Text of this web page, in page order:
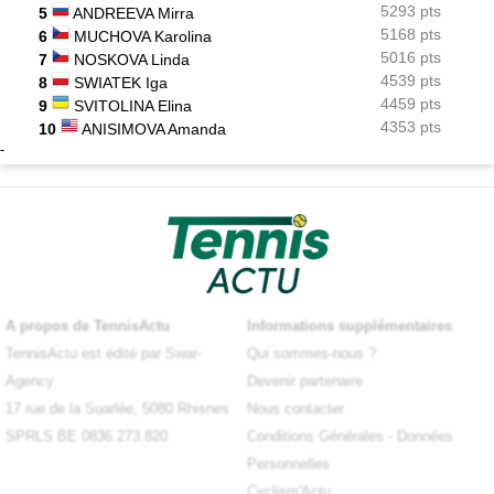
5 ANDREEVA Mirra
5293 pts
6
MUCHOVA Karolina
5168 pts
7
NOSKOVA Linda
5016 pts
8
SWIATEK Iga
4539 pts
9
SVITOLINA Elina
4459 pts
10
ANISIMOVA Amanda 4353 pts
-
A propos de TennisActu
TennisActu est édité par Swar-
Agency
17 rue de la Suarlée, 5080 Rhisnes
SPRLS BE 0836.273.820
Informations supplémentaires
Qui sommes-nous ?
Devenir partenaire
Nous contacter
Conditions Générales
Données
Personnelles